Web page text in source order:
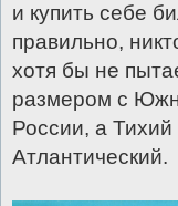
и купить себе
правильно,
хотя бы не
размером с
России, а
Атлантический.